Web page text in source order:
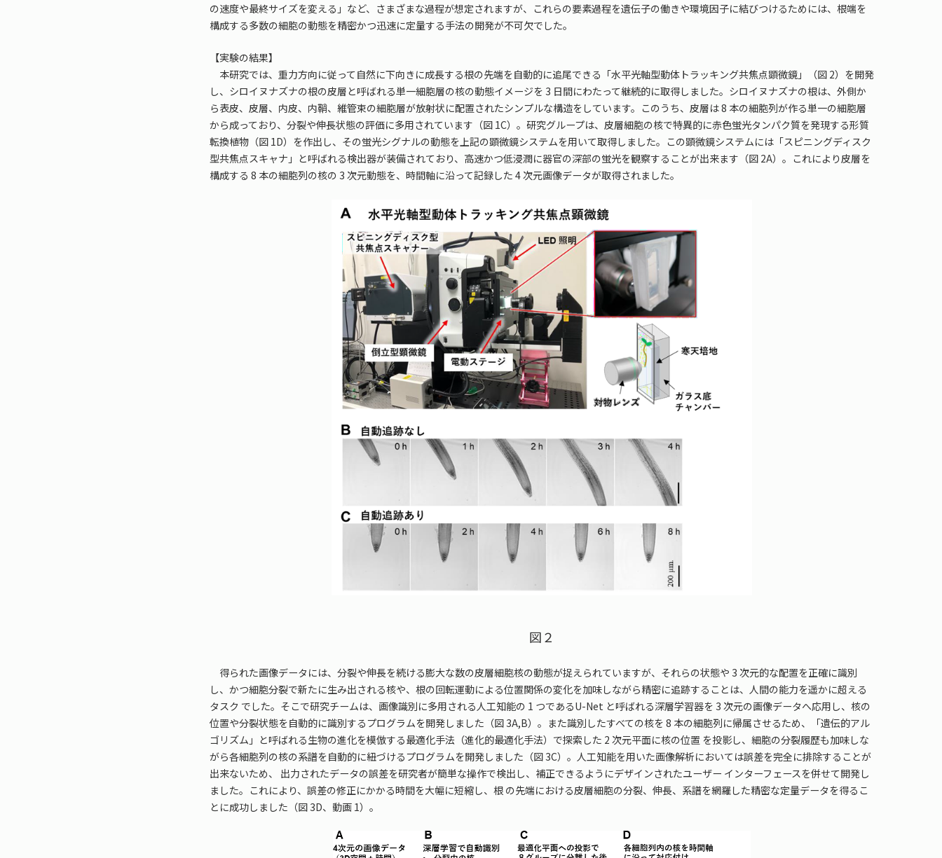
の速度や最終サイズを変える」など、さまざまな過程が想定されますが、これらの要素過程を遺伝子の働きや環境因子に結びつけるためには、根端を
構成する多数の細胞の動態を精密かつ迅速に定量する手法の開発が不可欠でした。
【実験の結果】
本研究では、重力方向に従って自然に下向きに成長する根の先端を自動的に追尾できる「水平光軸型動体トラッキング共焦点顕微鏡」（図 2）を開発
し、シロイヌナズナの根の皮層と呼ばれる単一細胞層の核の動態イメージを 3 日間にわたって継続的に取得しました。シロイヌナズナの根は、外側か
ら表皮、皮層、内皮、内鞘、維管束の細胞層が放射状に配置されたシンプルな構造をしています。このうち、皮層は 8 本の細胞列が作る単一の細胞層
から成っており、分裂や伸長状態の評価に多用されています（図 1C）。研究グループは、皮層細胞の核で特異的に赤色蛍光タンパク質を発現する形質
転換植物（図 1D）を作出し、その蛍光シグナルの動態を上記の顕微鏡システムを用いて取得しました。この顕微鏡システムには「スピニングディスク
型共焦点スキャナ」と呼ばれる検出器が装備されており、高速かつ低浸潤に器官の深部の蛍光を観察することが出来ます（図 2A）。これにより皮層を
構成する 8 本の細胞列の核の 3 次元動態を、時間軸に沿って記録した 4 次元画像データが取得されました。
図２
得られた画像データには、分裂や伸長を続ける膨大な数の皮層細胞核の動態が捉えられていますが、それらの状態や 3 次元的な配置を正確に識別
し、かつ細胞分裂で新たに生み出される核や、根の回転運動による位置関係の変化を加味しながら精密に追跡することは、人間の能力を遥かに超える
タスク でした。そこで研究チームは、画像識別に多用される人工知能の 1 つであるU-Net と呼ばれる深層学習器を 3 次元の画像データへ応用し、核の
位置や分裂状態を自動的に識別するプログラムを開発しました（図 3A,B）。また識別したすべての核を 8 本の細胞列に帰属させるため、「遺伝的アル
ゴリズム」と呼ばれる生物の進化を模倣する最適化手法（進化的最適化手法）で探索した 2 次元平面に核の位置 を投影し、細胞の分裂履歴も加味しな
がら各細胞列の核の系譜を自動的に紐づけるプログラムを開発しました（図 3C）。人工知能を用いた画像解析においては誤差を完全に排除することが
出来ないため、 出力されたデータの誤差を研究者が簡単な操作で検出し、補正できるようにデザインされたユーザー インターフェースを併せて開発し
ました。これにより、誤差の修正にかかる時間を大幅に短縮し、根 の先端における皮層細胞の分裂、伸長、系譜を網羅した精密な定量データを得るこ
とに成功しました（図 3D、動画 1）。